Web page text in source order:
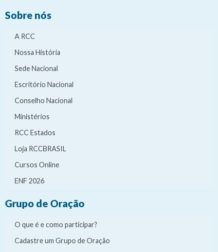
Sobre nós
A RCC
Nossa História
Sede Nacional
Escritório Nacional
Conselho Nacional
Ministérios
RCC Estados
Loja RCCBRASIL
Cursos Online
ENF 2026
Grupo de Oração
O que é e como participar?
Cadastre um Grupo de Oração